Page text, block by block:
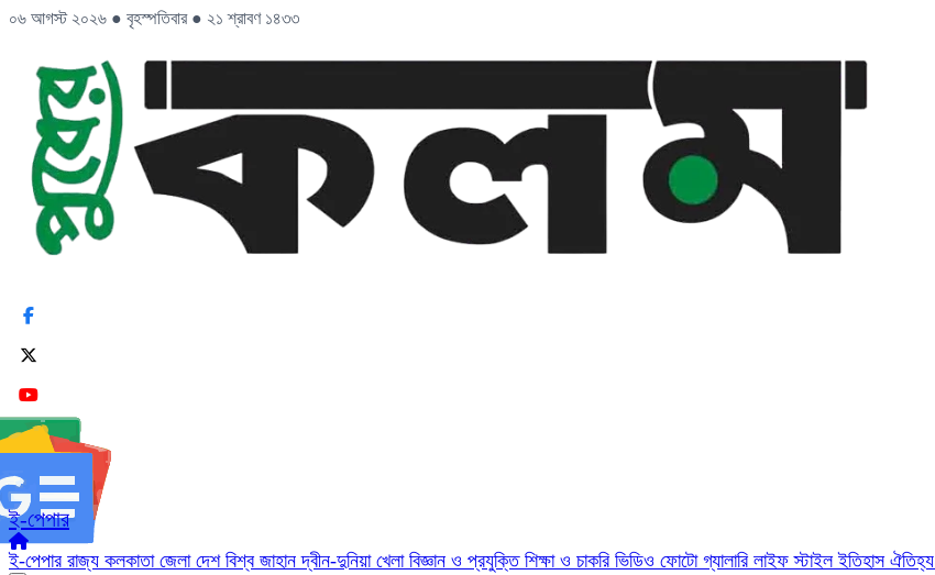
০৬ আগস্ট ২০২৬ ● বৃহস্পতিবার ● ২১ শ্রাবণ ১৪৩৩
ই-পেপার
ই-পেপার রাজ্য কলকাতা জেলা দেশ বিশ্ব জাহানদ্বীন-দুনিয়া খেলা বিজ্ঞান ও প্রযুক্তি শিক্ষা ও চাকরি ভিডিও ফোটো গ্যালারি লাইফ স্টাইলইতিহাস ঐতিহ্য